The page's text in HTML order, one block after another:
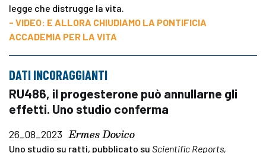
legge che distrugge la vita.
- VIDEO: E ALLORA CHIUDIAMO LA PONTIFICIA
ACCADEMIA PER LA VITA
DATI INCORAGGIANTI
RU486, il progesterone può annullarne gli
effetti. Uno studio conferma
26_08_2023 Ermes Dovico
Uno studio su ratti, pubblicato su Scientific Reports,